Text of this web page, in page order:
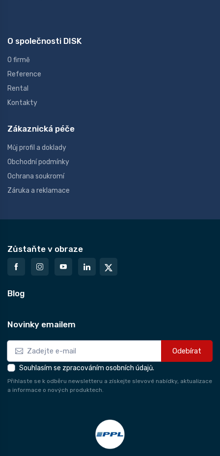
O společnosti DISK
O firmě
Reference
Rental
Kontakty
Zákaznická péče
Můj profil a doklady
Obchodní podmínky
Ochrana soukromí
Záruka a reklamace
Zůstaňte v obraze
Blog
Novinky emailem
Odebírat
Souhlasím se zpracováním osobních údajů.
Přihlaste se k odběru newsletteru a získejte slevové nabídky, aktualizace
a informace o nových produktech.